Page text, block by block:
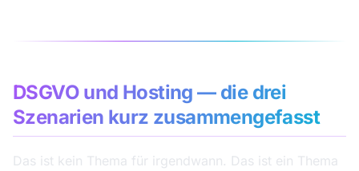
DSGVO und Hosting — die drei
Szenarien kurz zusammengefasst
Das ist kein Thema für irgendwann. Das ist ein Thema